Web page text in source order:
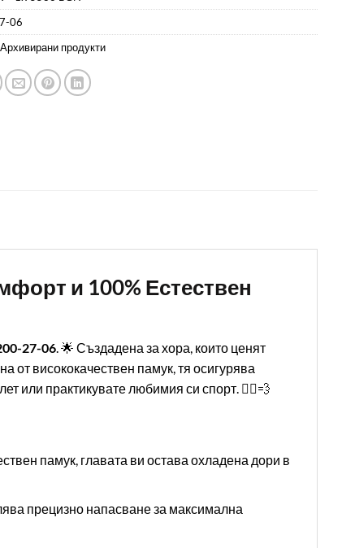
06
Архивирани продукти
и 100% Естествен
27-06. 🌟 Създадена за хора, които ценят
от висококачествен памук, тя осигурява
или практикувате любимия си спорт. 🏃‍♂️💨
памук, главата ви остава охладена дори в
прецизно напасване за максимална